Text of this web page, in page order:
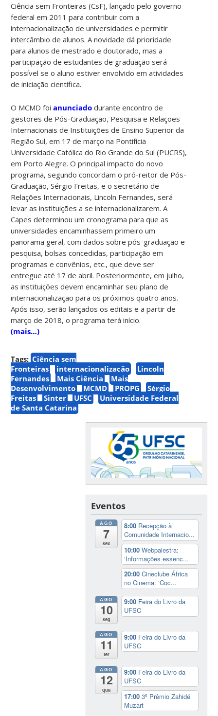
Ciência sem Fronteiras (CsF), lançado pelo governo
federal em 2011 para contribuir com a
internacionalização de universidades e permitir
intercâmbio de alunos. A novidade dá prioridade
para alunos de mestrado e doutorado, mas a
participação de estudantes de graduação será
possível se o aluno estiver envolvido em atividades
de iniciação científica.
O MCMD foianunciado durante encontro de
gestores de Pós-Graduação, Pesquisa e Relações
Internacionais de Instituições de Ensino Superior da
Região Sul, em 17 de março na Pontifícia
Universidade Católica do Rio Grande do Sul (PUCRS),
em Porto Alegre. O principal impacto do novo
programa, segundo concordam o pró-reitor de Pós-
Graduação, Sérgio Freitas, e o secretário de
Relações Internacionais, Lincoln Fernandes, será
levar as instituições a se internacionalizarem. A
Capes determinou um cronograma para que as
universidades encaminhassem primeiro um
panorama geral, com dados sobre pós-graduação e
pesquisa, bolsas concedidas, participação em
programas e convênios, etc., que deve ser
entregue até 17 de abril. Posteriormente, em julho,
as instituições devem encaminhar seu plano de
internacionalização para os próximos quatro anos.
Após isso, serão lançados os editais e a partir de
março de 2018, o programa terá início.
(mais…)
Tags: Ciência sem
Fronteiras
internacionalização
Lincoln
Fernandes
Mais Ciência
Mais
Desenvolvimento
MCMD PROPG
Sérgio
Freitas
Sinter UFSC
Universidade Federal
de Santa Catarina
Eventos
AGO
7
sex
8:00 Recepção à
Comunidade Internacio...
10:00Webpalestra:
‘Informações essenc...
20:00Cineclube África
no Cinema: ‘Coc...
AGO
10
seg
9:00 Feira do Livro da
UFSC
AGO
11
ter
9:00 Feira do Livro da
UFSC
AGO
12
qua
9:00 Feira do Livro da
UFSC
17:003º Prêmio Zahidé
Muzart